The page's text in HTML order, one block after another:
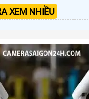
XEM NHIỀU